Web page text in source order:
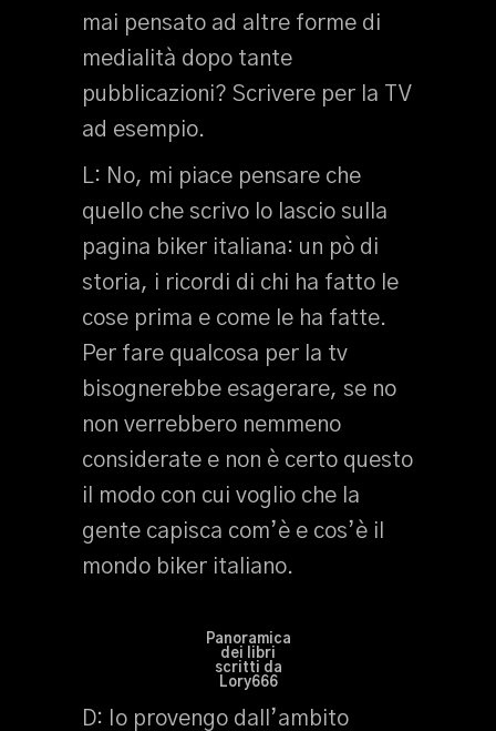
mai pensato ad altre forme di
medialità dopo tante
pubblicazioni? Scrivere per la TV
ad esempio.
L: No, mi piace pensare che
quello che scrivo lo lascio sulla
pagina biker italiana: un pò di
storia, i ricordi di chi ha fatto le
cose prima e come le ha fatte.
Per fare qualcosa per la tv
bisognerebbe esagerare, se no
non verrebbero nemmeno
considerate e non è certo questo
il modo con cui voglio che la
gente capisca com’è e cos’è il
mondo biker italiano.
Panoramica
dei libri
scritti da
Lory666
D: Io provengo dall’ambito